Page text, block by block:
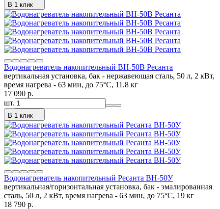
В 1 клик
Водонагреватель накопительный ВН-50В Ресанта
вертикальная установка, бак - нержавеющая сталь, 50 л, 2 кВт,
время нагрева - 63 мин, до 75°C, 11.8 кг
17 090 p.
шт.
В 1 клик
Водонагреватель накопительный Ресанта ВН-50У
вертикальная/горизонтальная установка, бак - эмалированная
сталь, 50 л, 2 кВт, время нагрева - 63 мин, до 75°C, 19 кг
18 790 p.